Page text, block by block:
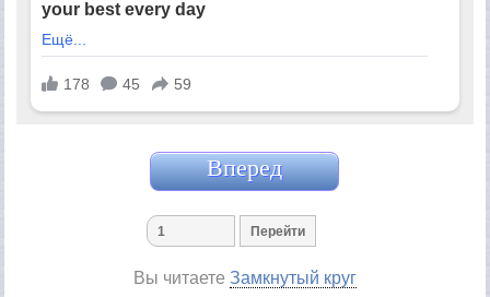
Вперед
Вы читаете Замкнутый круг